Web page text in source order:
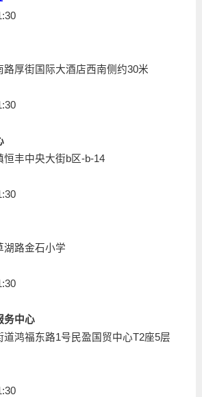
厚街国际大酒店西南侧约30米
丰中央大街b区-b-14
湖路金石小学
务中心
鸿福东路1号民盈国贸中心T2座5层